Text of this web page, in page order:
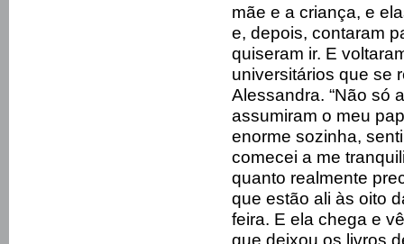
mãe e a criança, e
e, depois, contaram
quiseram ir. E
universitários que se
Alessandra. “Não só
assumiram o meu
enorme sozinha,
comecei a me
quanto realmente
que estão ali às oito
feira. E ela chega e
que deixou os livros